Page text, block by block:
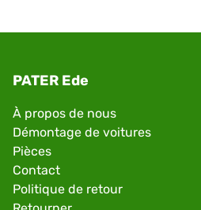
PATER Ede
À propos de nous
Démontage de voitures
Pièces
Contact
Politique de retour